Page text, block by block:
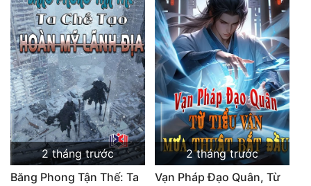
Vô Địch Lưu
Xây Dựng Thế Lực
Đam Mỹ
Đẹp
Đẹp Hiệp
Tính Cách Nhân Vật :
2 tháng trước
Băng Phong Tận Thế: Ta
2 tháng trước
Vạn Pháp Đạo Quân, Từ